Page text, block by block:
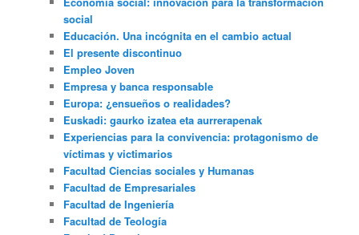
social
Educación. Una incógnita en el cambio actual
El presente discontinuo
Empleo Joven
Empresa y banca responsable
Europa: ¿ensueños o realidades?
Euskadi: gaurko izatea eta aurrerapenak
Experiencias para la convivencia: protagonismo de
víctimas y victimarios
Facultad Ciencias sociales y Humanas
Facultad de Empresariales
Facultad de Ingeniería
Facultad de Teología